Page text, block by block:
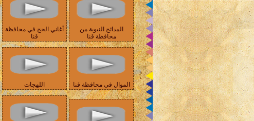
المدائح النبوية من
محافظة قنا
أغاني الحج في محافظة
قنا
الموال في محافظة قنا اللهجات